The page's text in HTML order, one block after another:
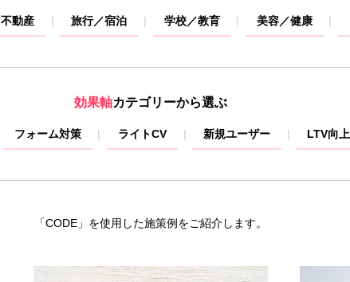
不動産 旅行／宿泊 学校／教育 美容／健康
効果軸カテゴリーから選ぶ
フォーム対策 ライトCV 新規ユーザー LTV向上
「CODE」を使用した施策例をご紹介します。